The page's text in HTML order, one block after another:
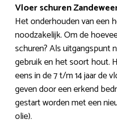
Vloer schuren
Het onderhouden van een
noodzakelijk. Om de
schuren? Als uitgangspunt
gebruik en het soort hout.
eens in de 7 t/m 14 jaar de
geven door een erkend
gestart worden met een
olie).